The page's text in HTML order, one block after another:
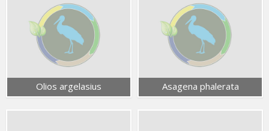
Olios argelasius Asagena phalerata